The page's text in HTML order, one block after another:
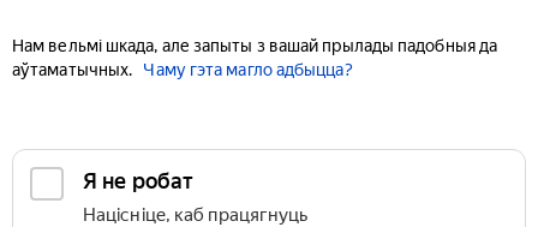
Нам вельмі шкада, але запыты з вашай прылады падобныя да
аўтаматычных.
Чаму гэта магло адбыцца?
Я не робат
Націсніце, каб працягнуць